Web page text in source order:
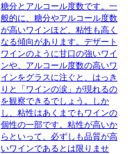
糖分とアルコール度数です。一
般的に、糖分やアルコール度数
が高いワインほど、粘性も高く
なる傾向があります。デザート
ワインのように甘口の強いワイ
ンや、アルコール度数の高いワ
インをグラスに注ぐと、はっき
りと「ワインの涙」が現れるの
を観察できるでしょう。しか
し、粘性はあくまでもワインの
個性の一部です。粘性が高いか
らといって、必ずしも品質が高
いワインであるとは限りませ